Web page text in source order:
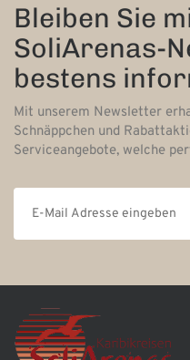
Bleiben Sie
SoliArenas-
bestens
Mit unserem Newsletter
Schnäppchen und
Serviceangebote, welche